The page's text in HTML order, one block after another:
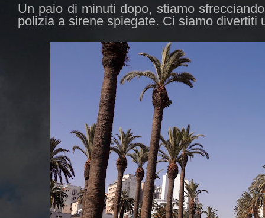
Un paio di minuti dopo, stiamo
polizia a sirene spiegate. Ci siamo divertiti